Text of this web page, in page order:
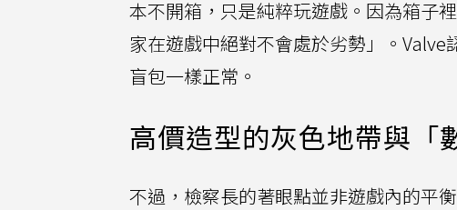
本不開箱，只是純粹玩遊戲。因為箱子
家在遊戲中絕對不會處於劣勢」。
盲包一樣正常。
高價造型的灰色地帶與「
不過，檢察長的著眼點並非遊戲內的平